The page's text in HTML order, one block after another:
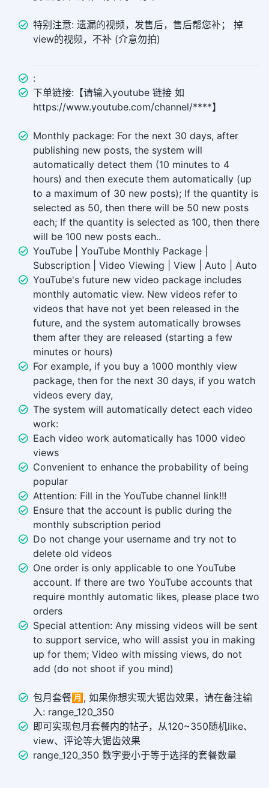
特别注意: 遗漏的视频，发售后，售后帮您补； 掉
view的视频，不补 (介意勿拍)
:
下单链接:【请输入youtube 链接 如
https://www.youtube.com/channel/****】
Monthly package: For the next 30 days, after
publishing new posts, the system will
automatically detect them (10 minutes to 4
hours) and then execute them automatically (up
to a maximum of 30 new posts); If the quantity is
selected as 50, then there will be 50 new posts
each; If the quantity is selected as 100, then there
will be 100 new posts each..
YouTube | YouTube Monthly Package |
Subscription | Video Viewing | View | Auto | Auto
YouTube's future new video package includes
monthly automatic view. New videos refer to
videos that have not yet been released in the
future, and the system automatically browses
them after they are released (starting a few
minutes or hours)
For example, if you buy a 1000 monthly view
package, then for the next 30 days, if you watch
videos every day,
The system will automatically detect each video
work:
Each video work automatically has 1000 video
views
Convenient to enhance the probability of being
popular
Attention: Fill in the YouTube channel link!!!
Ensure that the account is public during the
monthly subscription period
Do not change your username and try not to
delete old videos
One order is only applicable to one YouTube
account. If there are two YouTube accounts that
require monthly automatic likes, please place two
orders
Special attention: Any missing videos will be sent
to support service, who will assist you in making
up for them; Video with missing views, do not
add (do not shoot if you mind)
包月套餐🈷️, 如果你想实现大锯齿效果，请在备注输
入: range_120_350
即可实现包月套餐内的帖子，从120~350随机like、
view、评论等大锯齿效果
range_120_350 数字要小于等于选择的套餐数量